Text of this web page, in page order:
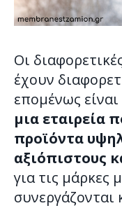
Οι
έχουν
επομένως
μια εταιρεία
προϊόντα
αξιόπιστους
για τις μάρκες
συνεργάζονται